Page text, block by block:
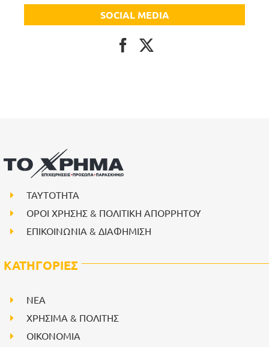
SOCIAL MEDIA
ΤΑΥΤΟΤΗΤΑ
ΟΡΟΙ ΧΡΗΣΗΣ & ΠΟΛΙΤΙΚΗ ΑΠΟΡΡΗΤΟΥ
ΕΠΙΚΟΙΝΩΝΙΑ & ΔΙΑΦΗΜΙΣΗ
ΚΑΤΗΓΟΡΙΕΣ
NEA
ΧΡΗΣΙΜΑ & ΠΟΛΙΤΗΣ
ΟΙΚΟΝΟΜΙΑ